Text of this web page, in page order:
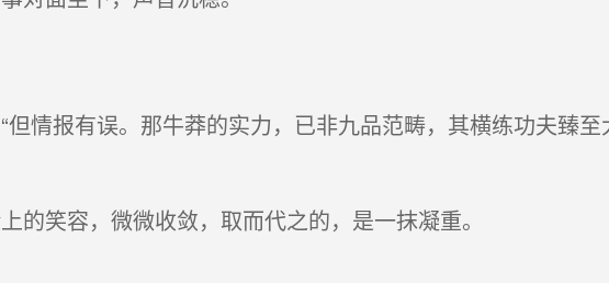
情报有误。那牛莽的实力，已非九品范畴，其横练功夫臻
的笑容，微微收敛，取而代之的，是一抹凝重。